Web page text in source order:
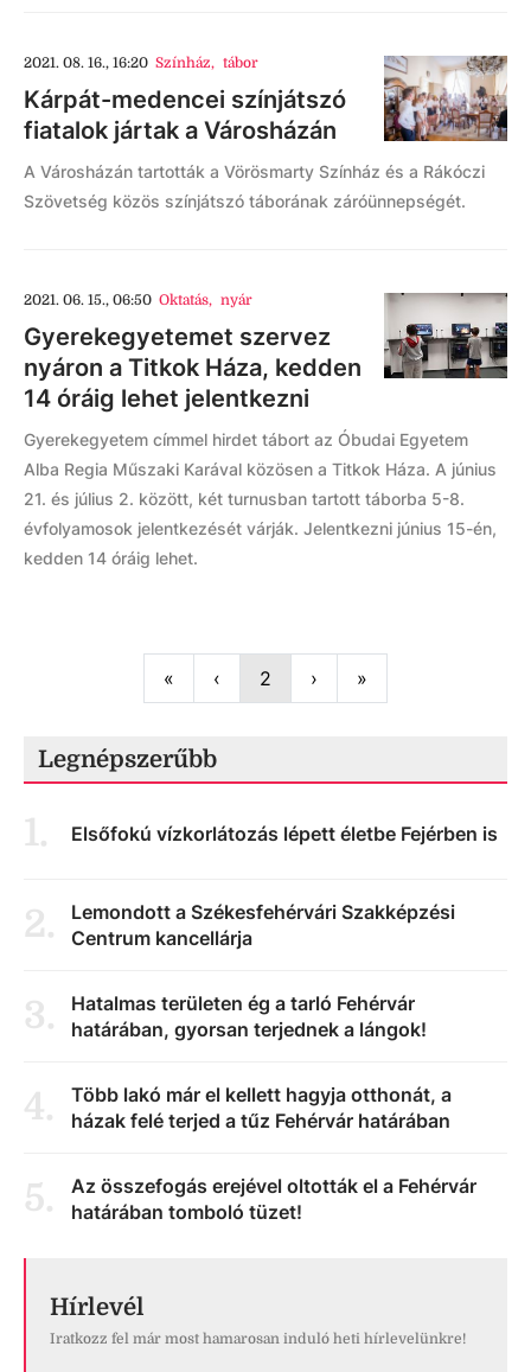
2021. 08. 16., 16:20 Színház, tábor
Kárpát-medencei színjátszó
fiatalok jártak a Városházán
A Városházán tartották a Vörösmarty Színház és a Rákóczi
Szövetség közös színjátszó táborának záróünnepségét.
2021. 06. 15., 06:50 Oktatás, nyár
Gyerekegyetemet szervez
nyáron a Titkok Háza, kedden
14 óráig lehet jelentkezni
Gyerekegyetem címmel hirdet tábort az Óbudai Egyetem
Alba Regia Műszaki Karával közösen a Titkok Háza. A június
21. és július 2. között, két turnusban tartott táborba 5-8.
évfolyamosok jelentkezését várják. Jelentkezni június 15-én,
kedden 14 óráig lehet.
« ‹ Previous
2 › Next»
Legnépszerűbb
1. Elsőfokú vízkorlátozás lépett életbe Fejérben is
2.
Lemondott a Székesfehérvári Szakképzési
Centrum kancellárja
3.
Hatalmas területen ég a tarló Fehérvár
határában, gyorsan terjednek a lángok!
4.
Több lakó már el kellett hagyja otthonát, a
házak felé terjed a tűz Fehérvár határában
5.
Az összefogás erejével oltották el a Fehérvár
határában tomboló tüzet!
Hírlevél
Iratkozz fel már most hamarosan induló heti hírlevelünkre!